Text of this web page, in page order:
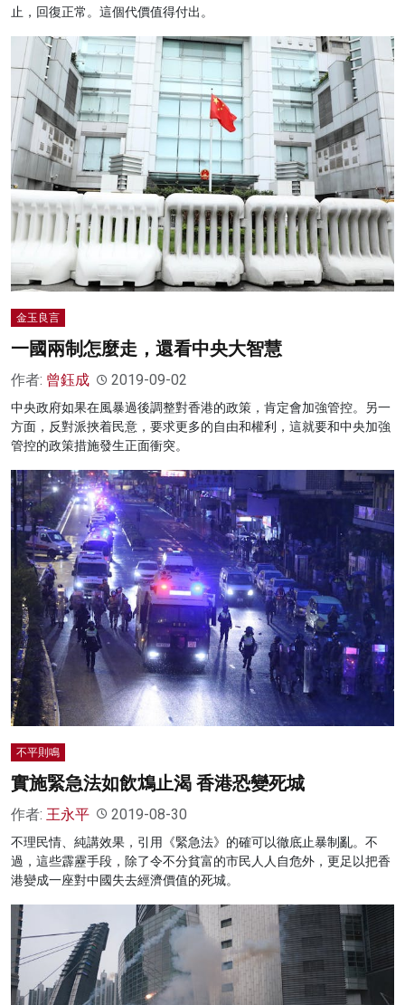
止，回復正常。這個代價值得付出。
金玉良言
一國兩制怎麼走，還看中央大智慧
作者: 曾鈺成 2019-09-02
中央政府如果在風暴過後調整對香港的政策，肯定會加強管控。另一
方面，反對派挾着民意，要求更多的自由和權利，這就要和中央加強
管控的政策措施發生正面衝突。
不平則鳴
實施緊急法如飲鴆止渴 香港恐變死城
作者: 王永平 2019-08-30
不理民情、純講效果，引用《緊急法》的確可以徹底止暴制亂。不
過，這些霹靂手段，除了令不分貧富的市民人人自危外，更足以把香
港變成一座對中國失去經濟價值的死城。